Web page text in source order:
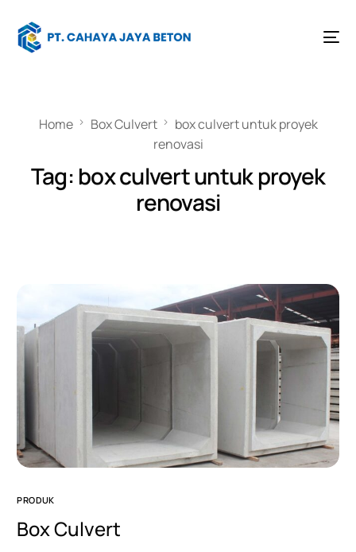
Home Box Culvert
box culvert untuk proyek
renovasi
Tag: box culvert untuk proyek
renovasi
PRODUK
Box Culvert